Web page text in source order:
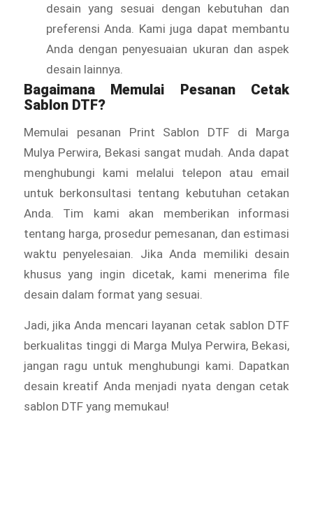
desain yang sesuai dengan kebutuhan dan
preferensi Anda. Kami juga dapat membantu
Anda dengan penyesuaian ukuran dan aspek
desain lainnya.
Bagaimana Memulai Pesanan Cetak
Sablon DTF?
Memulai pesanan Print Sablon DTF di Marga
Mulya Perwira, Bekasi sangat mudah. Anda dapat
menghubungi kami melalui telepon atau email
untuk berkonsultasi tentang kebutuhan cetakan
Anda. Tim kami akan memberikan informasi
tentang harga, prosedur pemesanan, dan estimasi
waktu penyelesaian. Jika Anda memiliki desain
khusus yang ingin dicetak, kami menerima file
desain dalam format yang sesuai.
Jadi, jika Anda mencari layanan cetak sablon DTF
berkualitas tinggi di Marga Mulya Perwira, Bekasi,
jangan ragu untuk menghubungi kami. Dapatkan
desain kreatif Anda menjadi nyata dengan cetak
sablon DTF yang memukau!